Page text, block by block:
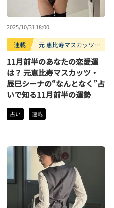
2025/10/31 18:00
連載
元 恵比寿マスカッツ・
く占い
11月前半のあなたの恋愛運
は？ 元恵比寿マスカッツ・
辰巳シーナの“なんとなく”占
いで知る11月前半の運勢
占い 連載